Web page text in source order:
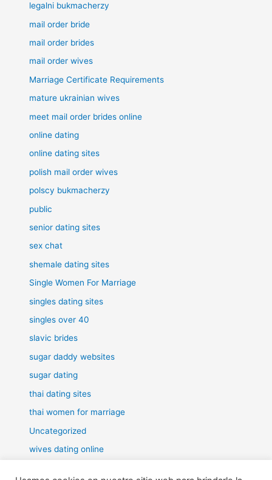
legalni bukmacherzy
mail order bride
mail order brides
mail order wives
Marriage Certificate Requirements
mature ukrainian wives
meet mail order brides online
online dating
online dating sites
polish mail order wives
polscy bukmacherzy
public
senior dating sites
sex chat
shemale dating sites
Single Women For Marriage
singles dating sites
singles over 40
slavic brides
sugar daddy websites
sugar dating
thai dating sites
thai women for marriage
Uncategorized
wives dating online